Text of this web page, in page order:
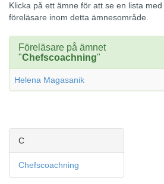
Klicka på ett ämne för att se en lista med
föreläsare inom detta ämnesområde.
Föreläsare på ämnet
"Chefscoachning"
Helena Magasanik
C
Chefscoachning